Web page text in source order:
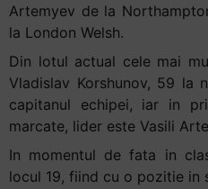
Artemyev de la
la London Welsh.
Din lotul actual cele mai
Vladislav Korshunov, 59
capitanul echipei, iar in
marcate, lider este Vasili
In momentul de fata in
locul 19, fiind cu o pozitie in